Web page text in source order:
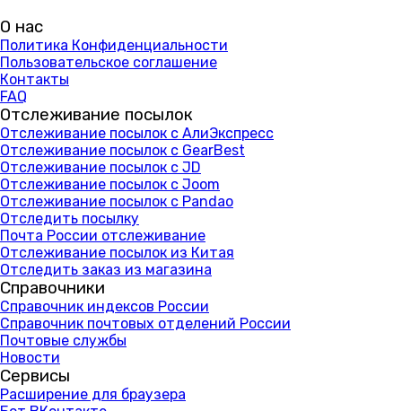
О нас
Политика Конфиденциальности
Пользовательское соглашение
Контакты
FAQ
Отслеживание посылок
Отслеживание посылок с АлиЭкспресс
Отслеживание посылок с GearBest
Отслеживание посылок с JD
Отслеживание посылок с Joom
Отслеживание посылок с Pandao
Отследить посылку
Почта России отслеживание
Отслеживание посылок из Китая
Отследить заказ из магазина
Справочники
Справочник индексов России
Справочник почтовых отделений России
Почтовые службы
Новости
Сервисы
Расширение для браузера